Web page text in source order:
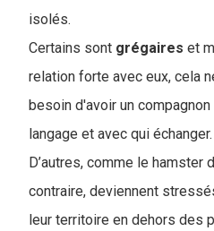
isolés.
Certains sont grégaires et
relation forte avec eux, cela
besoin d'avoir un
langage et avec qui échanger.
D’autres, comme le hamster
contraire, deviennent
leur territoire en dehors des